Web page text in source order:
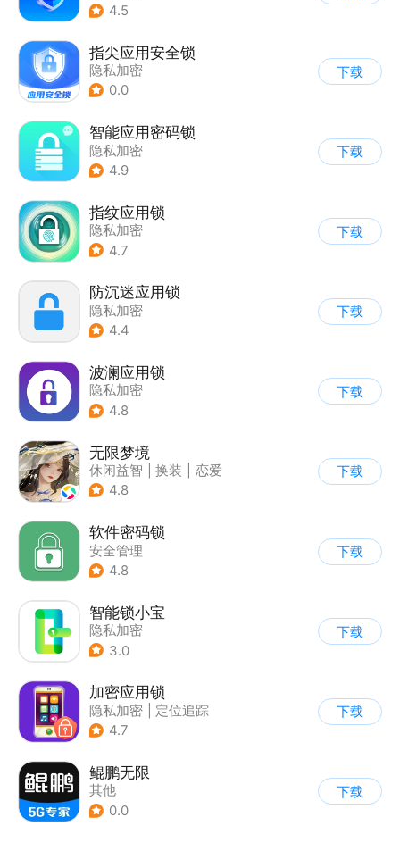
4.5
指尖应用安全锁
隐私加密
0.0
下载
智能应用密码锁
隐私加密
4.9
下载
指纹应用锁
隐私加密
4.7
下载
防沉迷应用锁
隐私加密
4.4
下载
波澜应用锁
隐私加密
4.8
下载
无限梦境
休闲益智 换装
恋爱
| 乙女
4.8
下载
软件密码锁
安全管理
4.8
下载
智能锁小宝
隐私加密
3.0
下载
加密应用锁
隐私加密
定位追踪
4.7
下载
鲲鹏无限
其他
0.0
下载